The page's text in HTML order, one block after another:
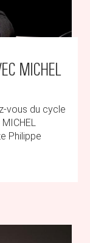
MICHEL
vous du cycle
Philippe